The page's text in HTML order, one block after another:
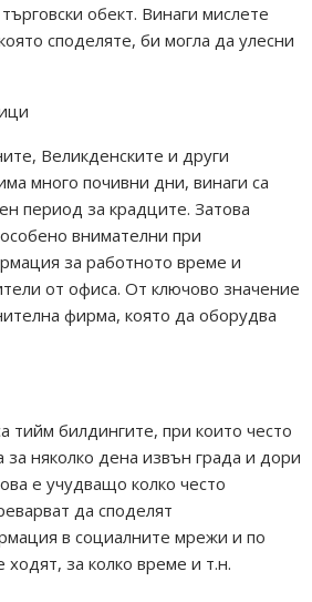
обект. Винаги мислете
споделяте, би могла да улесни
Великденските и други
много почивни дни, винаги са
период за крадците. Затова
внимателни при
за работното време и
от офиса. От ключово значение
фирма, която да оборудва
тийм билдингите, при които често
за няколко дена извън града и дори
е учудващо колко често
да споделят
в социалните мрежи и по
за колко време и т.н.